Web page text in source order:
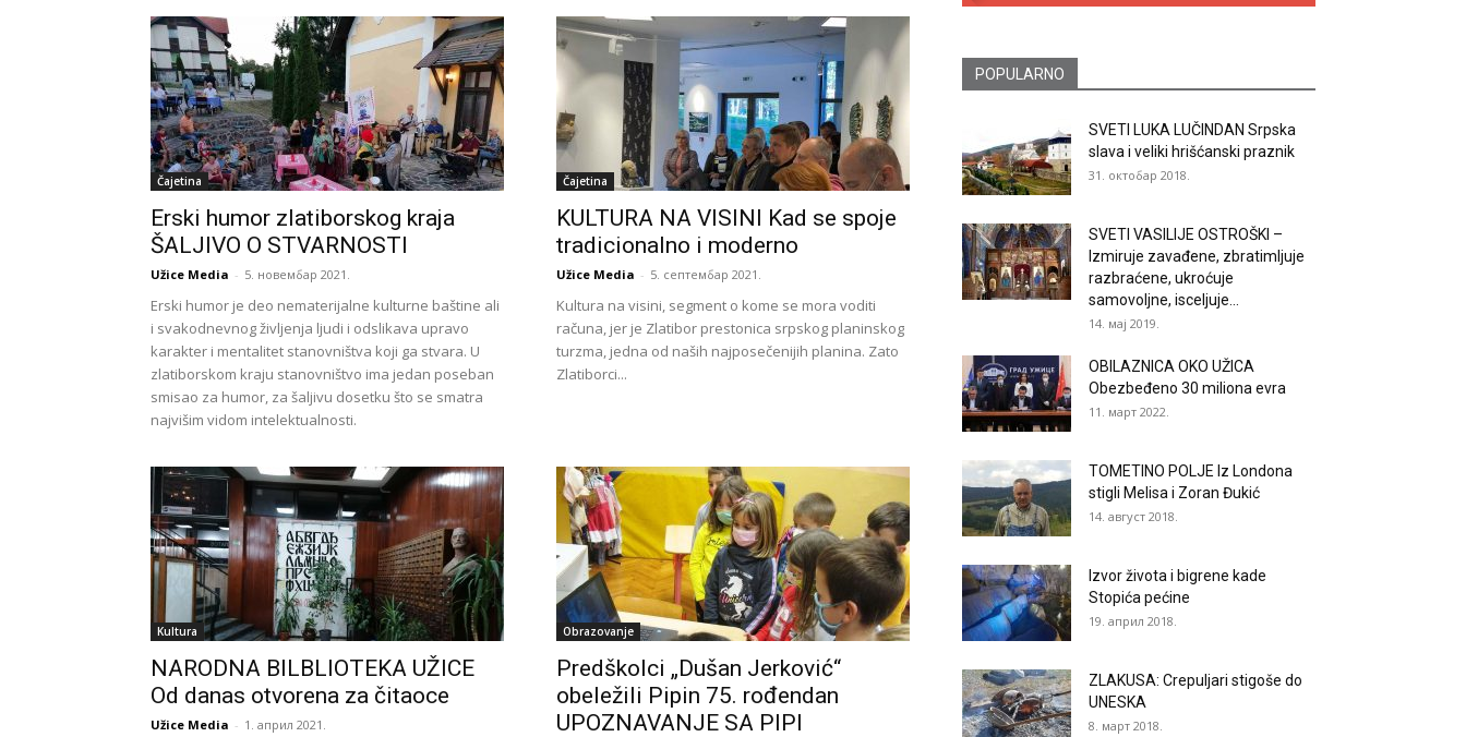
Čajetina
Erski humor zlatiborskog kraja
ŠALJIVO O STVARNOSTI
Užice Media - 5. новембар 2021.
Erski humor je deo nematerijalne kulturne baštine ali
i svakodnevnog življenja ljudi i odslikava upravo
karakter i mentalitet stanovništva koji ga stvara. U
zlatiborskom kraju stanovništvo ima jedan poseban
smisao za humor, za šaljivu dosetku što se smatra
najvišim vidom intelektualnosti.
Čajetina
KULTURA NA VISINI Kad se spoje
tradicionalno i moderno
Užice Media - 5. септембар 2021.
Kultura na visini, segment o kome se mora voditi
računa, jer je Zlatibor prestonica srpskog planinskog
turzma, jedna od naših najposečenijih planina. Zato
Zlatiborci...
Kultura
NARODNA BILBLIOTEKA UŽICE
Od danas otvorena za čitaoce
Užice Media - 1. април 2021.
Obrazovanje
Predškolci „Dušan Jerković“
obeležili Pipin 75. rođendan
UPOZNAVANJE SA PIPI
POPULARNO
SVETI LUKA LUČINDAN Srpska
slava i veliki hrišćanski praznik
31. октобар 2018.
SVETI VASILIJE OSTROŠKI –
Izmiruje zavađene, zbratimljuje
razbraćene, ukroćuje
samovoljne, isceljuje...
14. мај 2019.
OBILAZNICA OKO UŽICA
Obezbeđeno 30 miliona evra
11. март 2022.
TOMETINO POLJE Iz Londona
stigli Melisa i Zoran Đukić
14. август 2018.
Izvor života i bigrene kade
Stopića pećine
19. април 2018.
ZLAKUSA: Crepuljari stigoše do
UNESKA
8. март 2018.